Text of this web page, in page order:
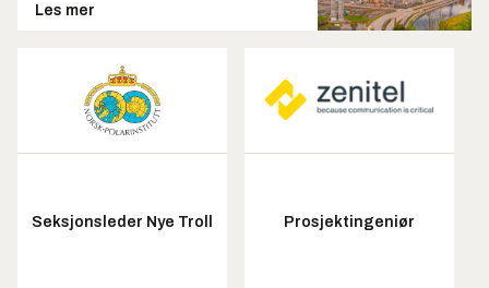
Les mer
Seksjonsleder Nye Troll Prosjektingeniør